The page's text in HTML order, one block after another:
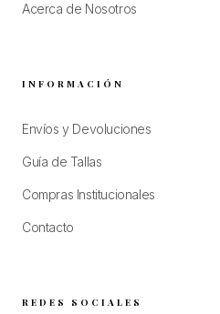
Acerca de Nosotros
INFORMACIÓN
Envíos y Devoluciones
Guía de Tallas
Compras Institucionales
Contacto
REDES SOCIALES